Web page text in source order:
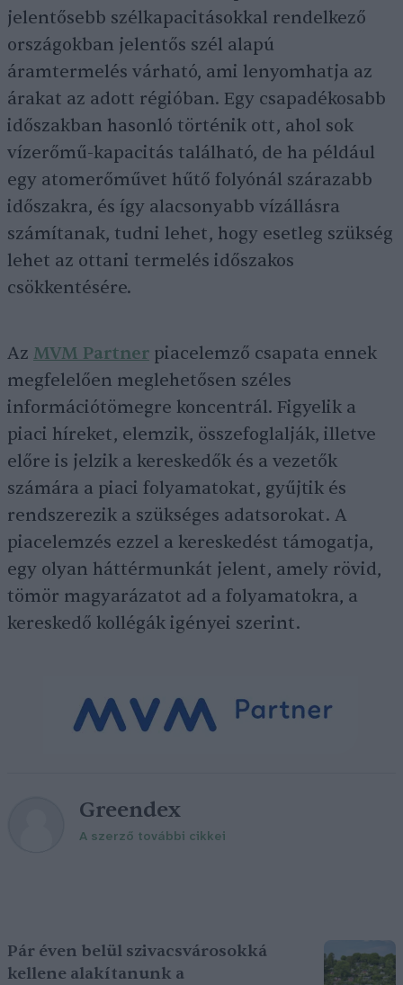
jelentősebb szélkapacitásokkal rendelkező
országokban jelentős szél alapú
áramtermelés várható, ami lenyomhatja az
árakat az adott régióban. Egy csapadékosabb
időszakban hasonló történik ott, ahol sok
vízerőmű-kapacitás található, de ha például
egy atomerőművet hűtő folyónál szárazabb
időszakra, és így alacsonyabb vízállásra
számítanak, tudni lehet, hogy esetleg szükség
lehet az ottani termelés időszakos
csökkentésére.
Az MVM Partner piacelemző csapata ennek
megfelelően meglehetősen széles
információtömegre koncentrál. Figyelik a
piaci híreket, elemzik, összefoglalják, illetve
előre is jelzik a kereskedők és a vezetők
számára a piaci folyamatokat, gyűjtik és
rendszerezik a szükséges adatsorokat. A
piacelemzés ezzel a kereskedést támogatja,
egy olyan háttérmunkát jelent, amely rövid,
tömör magyarázatot ad a folyamatokra, a
kereskedő kollégák igényei szerint.
Greendex
A szerző további cikkei
Pár éven belül szivacsvárosokká
kellene alakítanunk a